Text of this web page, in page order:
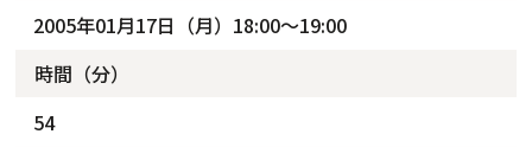
2005年01月17日（月）18:00～19:00
時間（分）
54